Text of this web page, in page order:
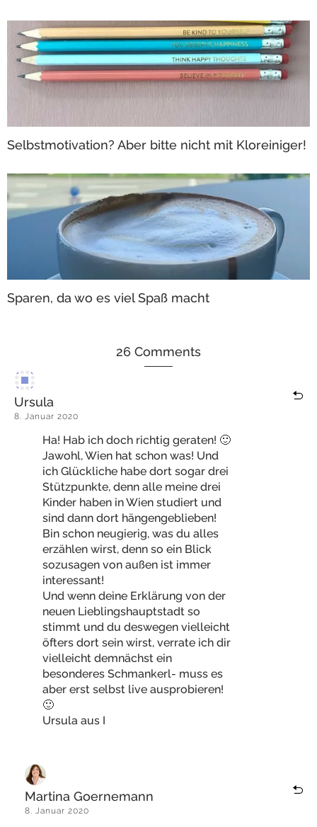
Selbstmotivation? Aber bitte nicht mit Kloreiniger!
Sparen, da wo es viel Spaß macht
26 Comments
Ursula
8. Januar 2020
Ha! Hab ich doch richtig geraten! 🙂
Jawohl, Wien hat schon was! Und
ich Glückliche habe dort sogar drei
Stützpunkte, denn alle meine drei
Kinder haben in Wien studiert und
sind dann dort hängengeblieben!
Bin schon neugierig, was du alles
erzählen wirst, denn so ein Blick
sozusagen von außen ist immer
interessant!
Und wenn deine Erklärung von der
neuen Lieblingshauptstadt so
stimmt und du deswegen vielleicht
öfters dort sein wirst, verrate ich dir
vielleicht demnächst ein
besonderes Schmankerl- muss es
aber erst selbst live ausprobieren!
🙂
Ursula aus I
Martina Goernemann
8. Januar 2020